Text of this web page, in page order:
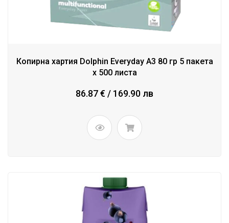
Копирна хартия Dolphin Everyday A3 80 гр 5 пакета
x 500 листа
86.87 € / 169.90 лв